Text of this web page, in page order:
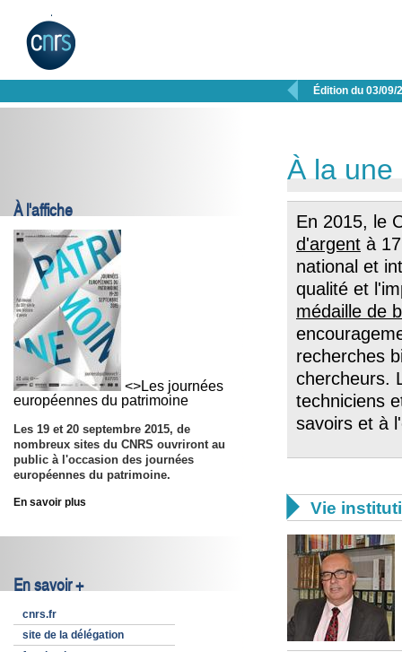
 Édition du 03/09/
À l'affiche
<>Les journées
européennes du patrimoine
Les 19 et 20 septembre 2015, de
nombreux sites du CNRS ouvriront au
public à l'occasion des journées
européennes du patrimoine.
En savoir plus
En savoir +
cnrs.fr
site de la délégation
À la une
En 2015, le
d'argent à
national et
qualité et
médaille de
recherches
chercheurs.
techniciens
savoirs et à
 Vie